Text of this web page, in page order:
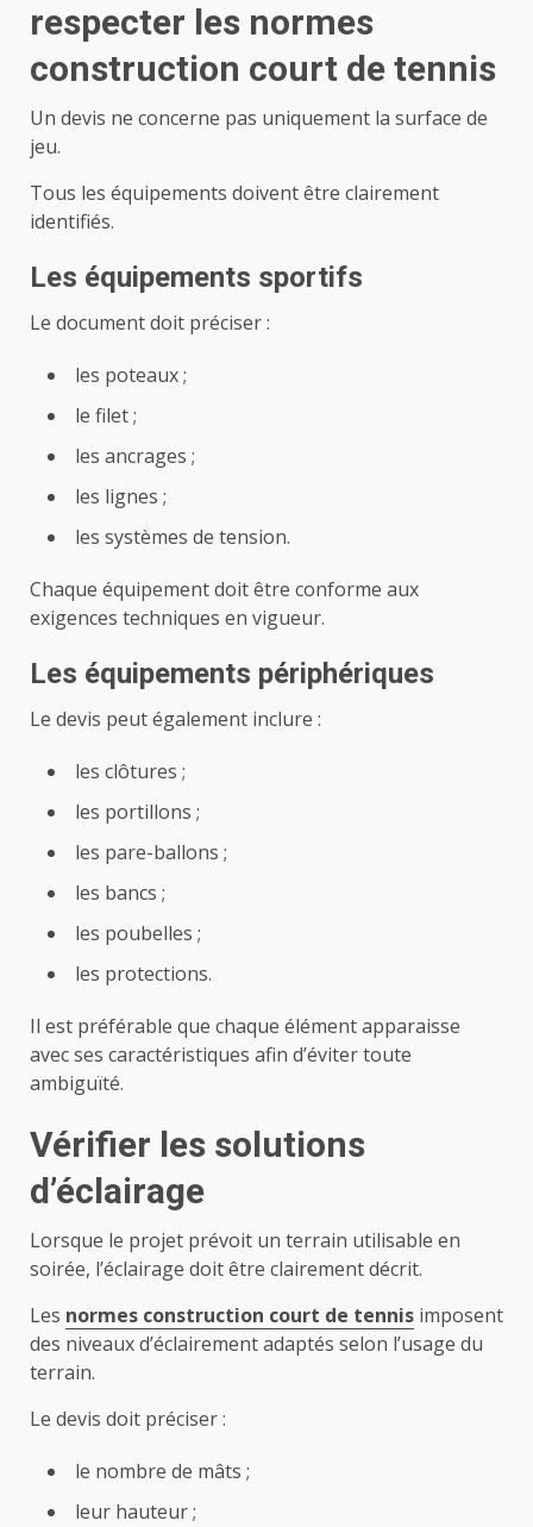
respecter les normes
construction court de tennis
Un devis ne concerne pas uniquement la surface de
jeu.
Tous les équipements doivent être clairement
identifiés.
Les équipements sportifs
Le document doit préciser :
les poteaux ;
le filet ;
les ancrages ;
les lignes ;
les systèmes de tension.
Chaque équipement doit être conforme aux
exigences techniques en vigueur.
Les équipements périphériques
Le devis peut également inclure :
les clôtures ;
les portillons ;
les pare-ballons ;
les bancs ;
les poubelles ;
les protections.
Il est préférable que chaque élément apparaisse
avec ses caractéristiques afin d’éviter toute
ambiguïté.
Vérifier les solutions
d’éclairage
Lorsque le projet prévoit un terrain utilisable en
soirée, l’éclairage doit être clairement décrit.
Les normes construction court de tennis imposent
des niveaux d’éclairement adaptés selon l’usage du
terrain.
Le devis doit préciser :
le nombre de mâts ;
leur hauteur ;